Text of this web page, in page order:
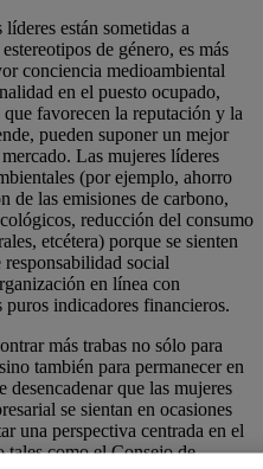
están sometidas a
de género, es más
conciencia medioambiental
en el puesto ocupado,
favorecen la reputación y la
pueden suponer un mejor
Las mujeres líderes
(por ejemplo, ahorro
de las emisiones de carbono,
reducción del consumo
etcétera) porque se sienten
social
en línea con
indicadores financieros.
más trabas no sólo para
también para permanecer en
desencadenar que las mujeres
se sientan en ocasiones
una perspectiva centrada en el
tales como el Consejo de